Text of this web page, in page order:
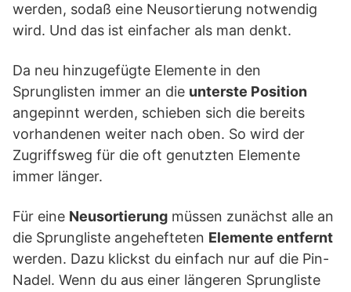
werden, sodaß eine Neusortierung notwendig
wird. Und das ist einfacher als man denkt.
Da neu hinzugefügte Elemente in den
Sprunglisten immer an die unterste Position
angepinnt werden, schieben sich die bereits
vorhandenen weiter nach oben. So wird der
Zugriffsweg für die oft genutzten Elemente
immer länger.
Für eine Neusortierung müssen zunächst alle an
die Sprungliste angehefteten Elemente entfernt
werden. Dazu klickst du einfach nur auf die Pin-
Nadel. Wenn du aus einer längeren Sprungliste